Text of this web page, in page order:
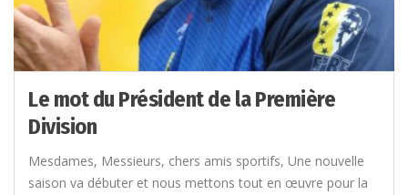
Le mot du Président de la Première
Division
Mesdames, Messieurs, chers amis sportifs, Une nouvelle
saison va débuter et nous mettons tout en œuvre pour la